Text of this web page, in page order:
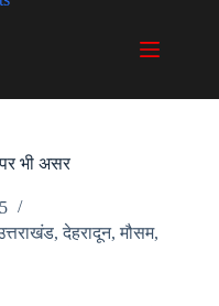
भी असर
,देहरादून,मौसम,